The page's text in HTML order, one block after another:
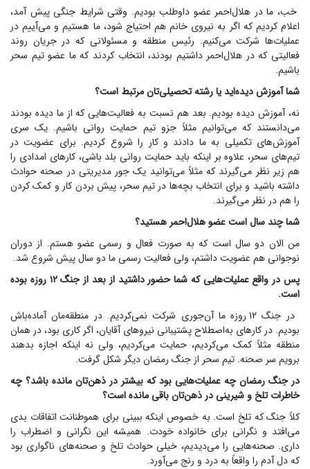
خب، ما در هلال‌احمر عضو داوطلب بودیم. وقتی شرایط جنگی پیش آمد،
اعلام کردیم که اگر به نیروی خانم هم احتیاج شود، ما هستیم و می‌آییم در
عملیات‌ها شرکت می‌کنیم. رئیس منطقه و مسئولانی که در جریان روند
فعالیتی که در هلال‌احمر داشتیم بودند، انتخاب کردند که ما عضو تیم سحر
باشیم.
شما آموزش دیده‌اید یا رشته تحصیلی‌تان مرتبط است؟
نه، آموزش دیده بودیم. بعد هم نسبت به فعالیت‌هایی که از ما دیده بودند
می‌دانستند که می‌توانیم مثلاً جزو تیم حمایت روانی باشیم. یک سری
آموزش‌های تکمیلی به ما دادند و کار را شروع کردیم. برای عضویت در
تیم‌های سحر، علاوه بر اینکه باید حمایت روانی بلد باشی، کار‌های امدادی را
هم زیر نظر می‌گیرند که مثلاً می‌توانید یک جور مدیریتی در صحنه حوادث
داشته باشید و برای انتخاب بچه‌ها در تیم سحر، پیش بردن کار و کمک کردن
را هم در نظر می‌گیرند.
شما چند سال است عضو هلال‌احمر هستید؟
من الان دو سال است که به صورت فعال و رسمی عضو هستم. از دوران
نوجوانی هم عضویت داشتم، ولی فعالیت رسمی ما دو سال پیش شروع شد.
پس در واقع عملیات‌هایی که شما حضور داشتید از بعد از جنگ ۱۲ روزه بوده
است.
در جنگ ۱۲ روزه ما آن‌جوری شرکت نمی‌کردیم. در منطقه‌مان آماده‌باش
بودیم. در کار‌های به‌اصطلاح پشتیبانی نیرو‌های آقایان، اگر کاری بود، در همان
منطقه مثلاً کمک می‌کردیم، حمایت می‌کردیم، ولی نه اینکه اجازه بدهند
برویم سر صحنه. تیم سحر از جنگ رمضان دیگر شکل گرفت.
در جنگ رمضان چه عملیات‌هایی بود که بیشتر در ذهن‌تان مانده باشد؟ چه
خاطرات تلخ و شیرینی در ذهن‌تان باقی مانده است؟
کلاً جنگ که تلخ است. به خصوص اینکه ببینی برای هموطنانت اتفاقات بدی
می‌افتد و نگرانی برای خانواده خودت. همیشه این نگرانی و اضطراب را
داری. صحنه‌هایی را می‌دیدیم، خیلی حوادث تلخ و صحنه‌های ناگواری بود
که دل آدم را واقعاً به درد و رنج می‌آورد.